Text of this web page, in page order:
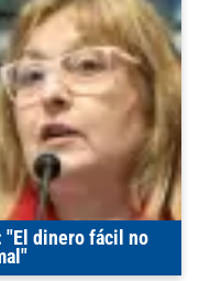
"El dinero fácil no